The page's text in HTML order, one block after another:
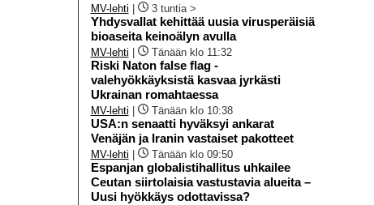
MV-lehti 3 tuntia >
Yhdysvallat kehittää uusia virusperäisiä
bioaseita keinoälyn avulla
MV-lehti Tänään klo 11:32
Riski Naton false flag -
valehyökkäyksistä kasvaa jyrkästi
Ukrainan romahtaessa
MV-lehti Tänään klo 10:38
USA:n senaatti hyväksyi ankarat
Venäjän ja Iranin vastaiset pakotteet
MV-lehti Tänään klo 09:50
Espanjan globalistihallitus uhkailee
Ceutan siirtolaisia vastustavia alueita –
Uusi hyökkäys odottavissa?